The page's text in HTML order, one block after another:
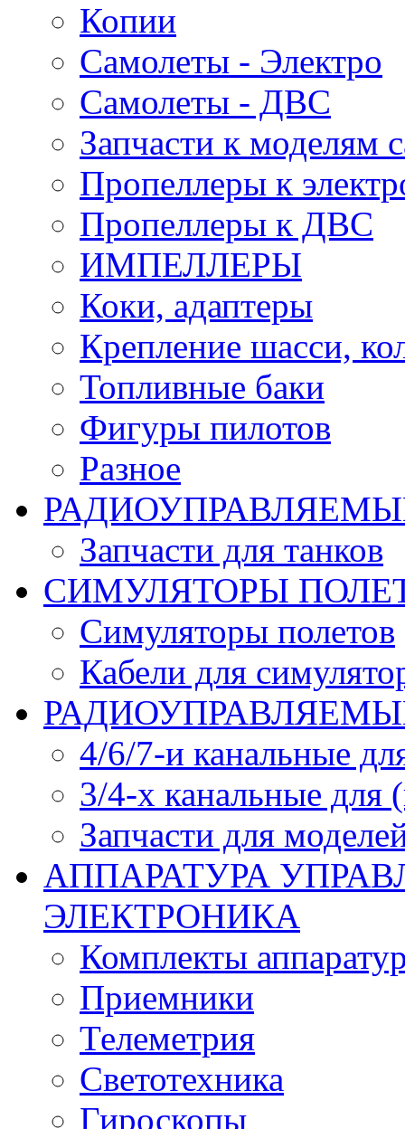
Копии
Самолеты - Электро
Самолеты - ДВС
Запчасти к моделям
Пропеллеры к
Пропеллеры к ДВС
ИМПЕЛЛЕРЫ
Коки, адаптеры
Крепление шасси,
Топливные баки
Фигуры пилотов
Разное
Запчасти для танков
СИМУЛЯТОРЫ
Симуляторы полетов
Кабели для
4/6/7-и канальные
3/4-х канальные
Запчасти для
АППАРАТУРА
ЭЛЕКТРОНИКА
Комплекты
Приемники
Телеметрия
Светотехника
Гироскопы